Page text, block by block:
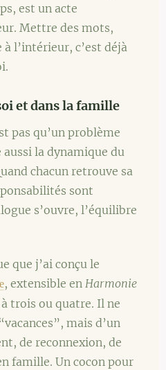
est un acte
Mettre des mots,
à l’intérieur, c’est déjà
et dans la famille
pas qu’un problème
la dynamique du
chacun retrouve sa
sont
s’ouvre, l’équilibre
que j’ai conçu le
, extensible enHarmonie
trois ou quatre. Il ne
mais d’un
de reconnexion, de
famille. Un cocon pour